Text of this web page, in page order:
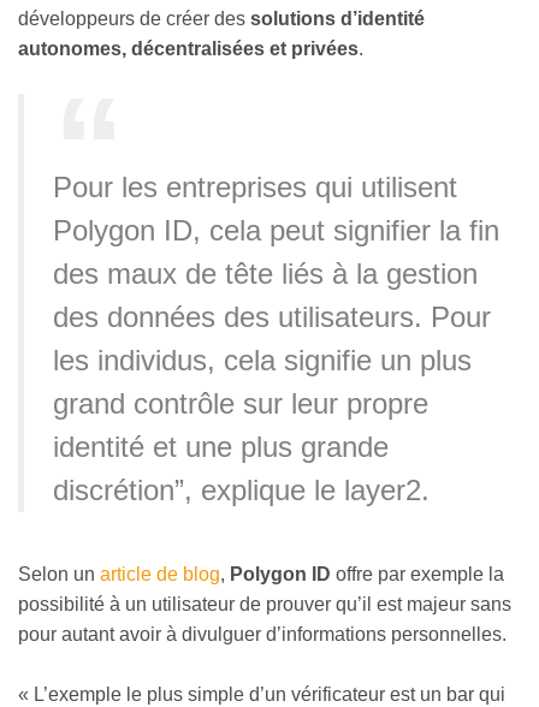
développeurs de créer des solutions d’identité
autonomes, décentralisées et privées.
Pour les entreprises qui utilisent
Polygon ID, cela peut signifier la fin
des maux de tête liés à la gestion
des données des utilisateurs. Pour
les individus, cela signifie un plus
grand contrôle sur leur propre
identité et une plus grande
discrétion”, explique le layer2.
Selon un article de blog, Polygon ID offre par exemple la
possibilité à un utilisateur de prouver qu’il est majeur sans
pour autant avoir à divulguer d’informations personnelles.
« L’exemple le plus simple d’un vérificateur est un bar qui